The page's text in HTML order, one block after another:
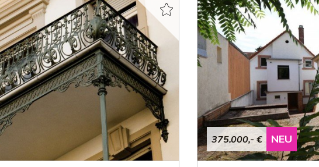
375.000,- € NEU